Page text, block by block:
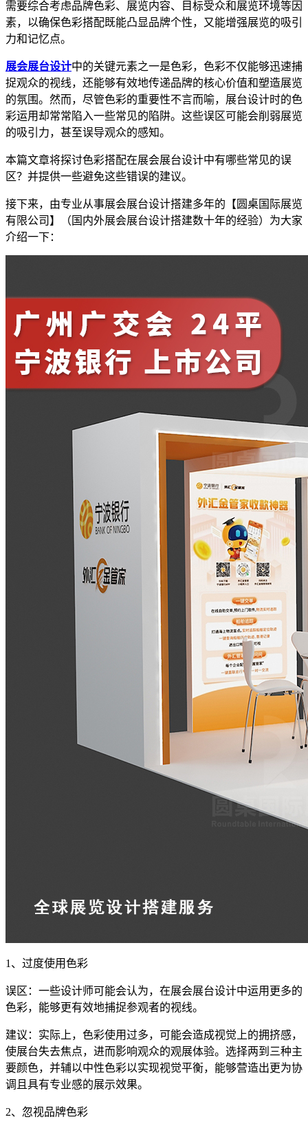
需要综合考虑品牌色彩、展览内容、目标受众和展览环境等因
素，以确保色彩搭配既能凸显品牌个性，又能增强展览的吸引
力和记忆点。
展会展台设计中的关键元素之一是色彩，色彩不仅能够迅速捕
捉观众的视线，还能够有效地传递品牌的核心价值和塑造展览
的氛围。然而，尽管色彩的重要性不言而喻，展台设计时的色
彩运用却常常陷入一些常见的陷阱。这些误区可能会削弱展览
的吸引力，甚至误导观众的感知。
本篇文章将探讨色彩搭配在展会展台设计中有哪些常见的误
区？并提供一些避免这些错误的建议。
接下来，由专业从事展会展台设计搭建多年的【圆桌国际展览
有限公司】（国内外展会展台设计搭建数十年的经验）为大家
介绍一下：
1、过度使用色彩
误区：一些设计师可能会认为，在展会展台设计中运用更多的
色彩，能够更有效地捕捉参观者的视线。
建议：实际上，色彩使用过多，可能会造成视觉上的拥挤感，
使展台失去焦点，进而影响观众的观展体验。选择两到三种主
要颜色，并辅以中性色彩以实现视觉平衡，能够营造出更为协
调且具有专业感的展示效果。
2、忽视品牌色彩